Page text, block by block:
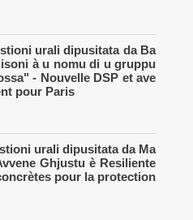
urali dipusitata da Ba
à u nomu di u gruppu
- Nouvelle DSP et ave
pour Paris
urali dipusitata da Ma
Ghjustu è Resiliente
pour la protection